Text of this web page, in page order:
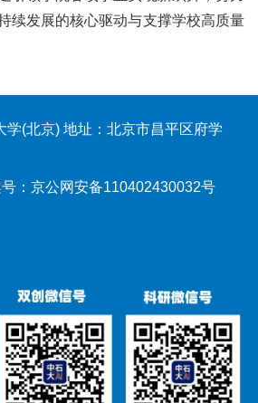
续发展的核心驱动与支撑学校高质量
学(北京) 地址：北京市昌平区府学
：京公网安备110402430032号